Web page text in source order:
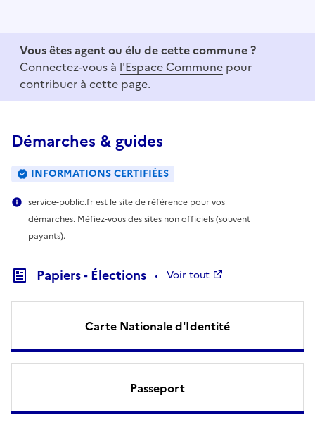
Vous êtes agent ou élu de cette commune ?
Connectez-vous à l'Espace Commune pour
contribuer à cette page.
Démarches & guides
INFORMATIONS CERTIFIÉES
service-public.fr est le site de référence pour vos
démarches. Méfiez-vous des sites non officiels (souvent
payants).
Papiers - Élections Voir tout
Carte Nationale d'Identité
Passeport